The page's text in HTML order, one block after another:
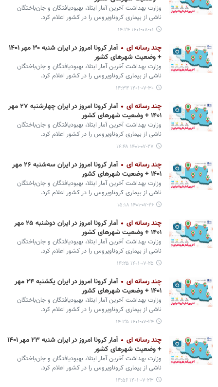
وزارت بهداشت آخرین آمار ابتلا، بهبودیافتگان و جان‌باختگان
ناشی از بیماری کروناویروس را در کشور اعلام کرد.
۱۴۰۱-۰۸-۰۱ ۱۴:۲۴
چند رسانه ای
آمار کرونا امروز در ایران شنبه ۳۰ مهر ۱۴۰۱
+ وضعیت شهرهای کشور
وزارت بهداشت آخرین آمار ابتلا، بهبودیافتگان و جان‌باختگان
ناشی از بیماری کروناویروس را در کشور اعلام کرد.
۱۴۰۱-۰۷-۳۰ ۱۴:۳۴
چند رسانه ای
آمار کرونا امروز در ایران چهارشنبه ۲۷ مهر
۱۴۰۱ + وضعیت شهرهای کشور
وزارت بهداشت آخرین آمار ابتلا، بهبودیافتگان و جان‌باختگان
ناشی از بیماری کروناویروس را در کشور اعلام کرد.
۱۴۰۱-۰۷-۲۷ ۱۴:۴۸
چند رسانه ای
آمار کرونا امروز در ایران سه‌شنبه ۲۶ مهر
۱۴۰۱ + وضعیت شهرهای کشور
وزارت بهداشت آخرین آمار ابتلا، بهبودیافتگان و جان‌باختگان
ناشی از بیماری کروناویروس را در کشور اعلام کرد.
۱۴۰۱-۰۷-۲۶ ۱۵:۱۸
چند رسانه ای
آمار کرونا امروز در ایران دوشنبه ۲۵ مهر
۱۴۰۱ + وضعیت شهرهای کشور
وزارت بهداشت آخرین آمار ابتلا، بهبودیافتگان و جان‌باختگان
ناشی از بیماری کروناویروس را در کشور اعلام کرد.
۱۴۰۱-۰۷-۲۵ ۱۴:۲۵
چند رسانه ای
آمار کرونا امروز در ایران یکشنبه ۲۴ مهر
۱۴۰۱ + وضعیت شهرهای کشور
وزارت بهداشت آخرین آمار ابتلا، بهبودیافتگان و جان‌باختگان
ناشی از بیماری کروناویروس را در کشور اعلام کرد.
۱۴۰۱-۰۷-۲۴ ۱۴:۳۵
چند رسانه ای
آمار کرونا امروز در ایران شنبه ۲۳ مهر ۱۴۰۱
+ وضعیت شهرهای کشور
وزارت بهداشت آخرین آمار ابتلا، بهبودیافتگان و جان‌باختگان
ناشی از بیماری کروناویروس را در کشور اعلام کرد.
۱۴۰۱-۰۷-۲۳ ۱۴:۵۶